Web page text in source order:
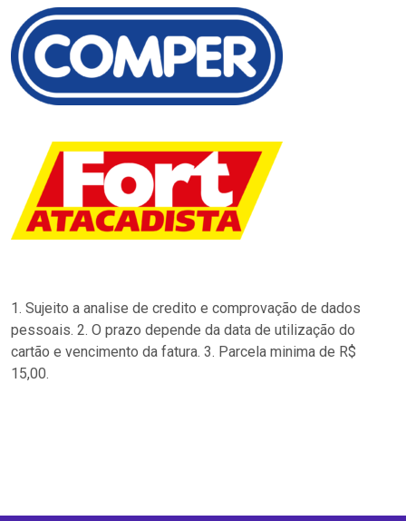
1. Sujeito a analise de credito e comprovação de dados
pessoais. 2. O prazo depende da data de utilização do
cartão e vencimento da fatura. 3. Parcela minima de R$
15,00.